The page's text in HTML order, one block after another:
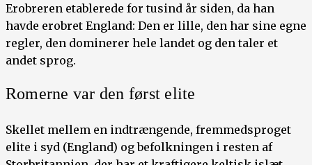
Erobreren etablerede for tusind år siden, da han
havde erobret England: Den er lille, den har sine egne
regler, den dominerer hele landet og den taler et
andet sprog.
Romerne var den først elite
Skellet mellem en indtrængende, fremmedsproget
elite i syd (England) og befolkningen i resten af